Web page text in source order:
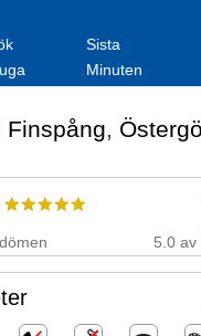
Sista
Minuten
Finspång,
5.0 av